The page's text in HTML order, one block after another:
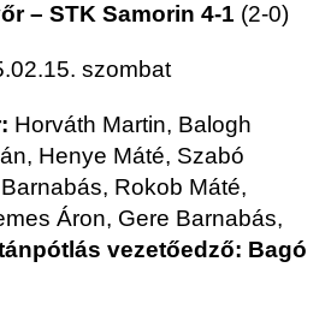
– STK Samorin 4-1 (2-0)
szombat
Horváth Martin, Balogh
Henye Máté, Szabó
Rokob Máté,
Áron, Gere Barnabás,
vezetőedző: Bagó